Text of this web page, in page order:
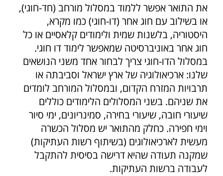
את התואר אפשר ללמוד במסלול מורחב (חד-חוגי),
או בשילוב עם חוג אחר (דו-חוגי) כמו מקרא,
היסטוריה, בלשנות שמית ולימודים קלאסיים או כל
חוג אחר באוניברסיטה שמאפשר לימוד דו חוגי.
במסלול הדו-חוגי צריך לבחור אחד משני הנושאים
שלנו: ארכיאולוגיה של ארץ ישראל וסביבתה או
תרבויות המזרח הקדום, ובמסלול המורחב לומדים
את שניהם. בשני המסלולים הלימודים כוללים
שיעורי חובה, שיעורי בחירה, סמינריונים, ימי סיור
וימי חפירה. כחלק מהתואר יש מסלול הכשרה
מעשית לארכיאולוגים (בשיתוף רשות העתיקות)
שמקנה תעודה שהיא דרישה בסיסית להתקבל
לעבודה ברשות העתיקות.